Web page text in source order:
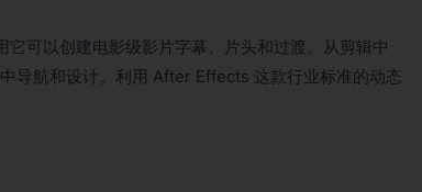
可以创建电影级影片字幕、片头和过渡。从剪辑中
导航和设计。利用 After Effects 这款行业标准的动态